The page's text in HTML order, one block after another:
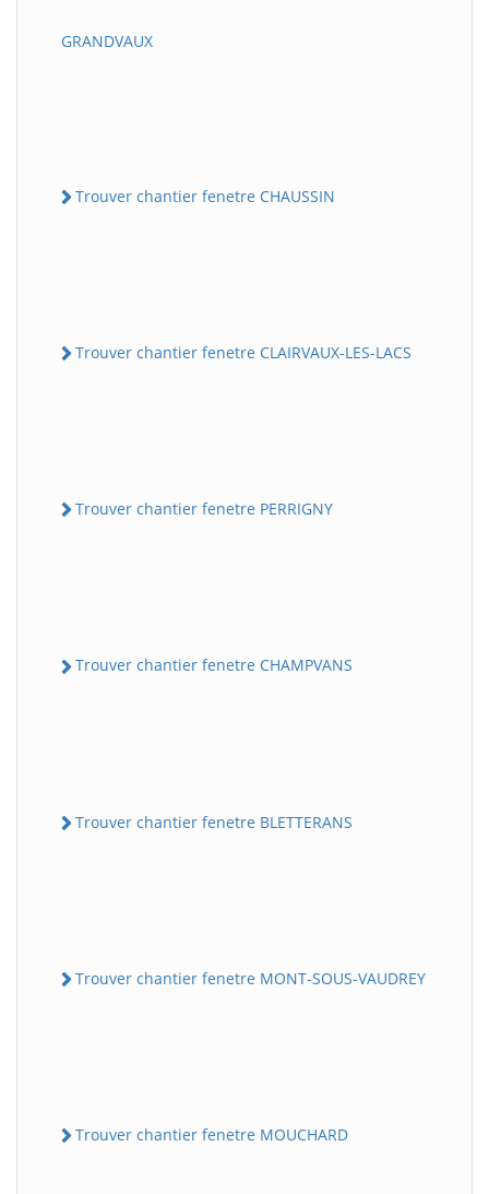
GRANDVAUX
Trouver chantier fenetre CHAUSSIN
Trouver chantier fenetre CLAIRVAUX-LES-LACS
Trouver chantier fenetre PERRIGNY
Trouver chantier fenetre CHAMPVANS
Trouver chantier fenetre BLETTERANS
Trouver chantier fenetre MONT-SOUS-VAUDREY
Trouver chantier fenetre MOUCHARD